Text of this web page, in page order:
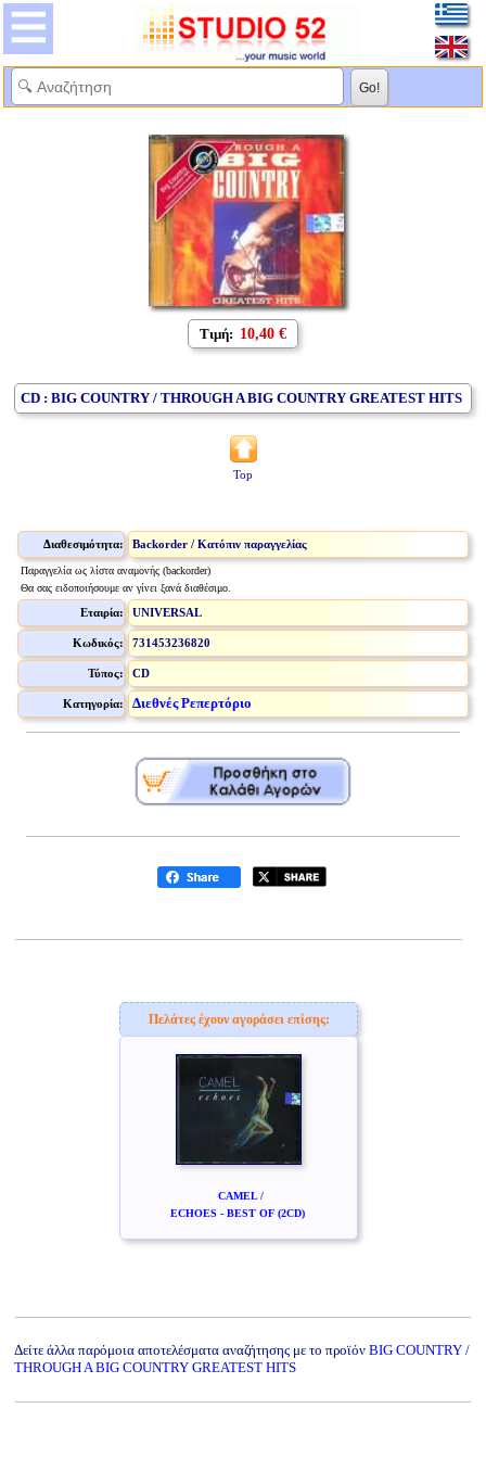
Τιμή: 10,40 €
CD : BIG COUNTRY / THROUGH A BIG COUNTRY GREATEST HITS
Top
Διαθεσιμότητα: Backorder / Κατόπιν παραγγελίας
Παραγγελία ως λίστα αναμονής (backorder)
Θα σας ειδοποιήσουμε αν γίνει ξανά διαθέσιμο.
Εταιρία: UNIVERSAL
Κωδικός: 731453236820
Τύπος: CD
Κατηγορία: Διεθνές Ρεπερτόριο
Πελάτες έχουν αγοράσει επίσης:
CAMEL /
ECHOES - BEST OF (2CD)
Δείτε άλλα παρόμοια αποτελέσματα αναζήτησης με το προϊόν BIG COUNTRY /
THROUGH A BIG COUNTRY GREATEST HITS